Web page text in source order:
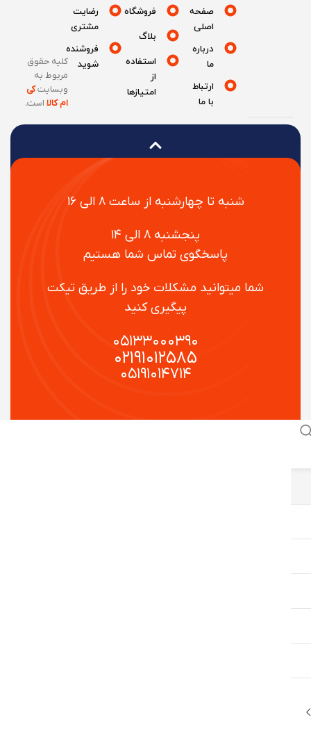
شنبه تا چهارشنبه از ساعت ۸ الی ۱۶
پنجشنبه ۸ الی ۱۴
پاسخگوی تماس شما هستیم
شما میتوانید مشکلات خود را از طریق تیکت
پیگیری کنید
۰۵۱۳۳۰۰۰۳۹۰
۰۲۱۹۱۰۱۲۵۸۵
۰۵۱۹۱۰۱۴۷۱۴
صفحه
درباره
ارتباط
فروشگاه
بلاگ
استفاده
امتیازها
رضایت
مشتری
فروشنده
شوید
کلیه حقوق
مربوط به
وبسایتکی
ام کالااست.